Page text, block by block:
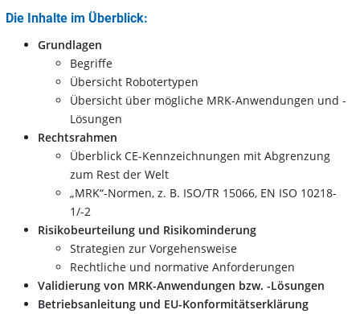
Die Inhalte im Überblick:
Grundlagen
Begriffe
Übersicht Robotertypen
Übersicht über mögliche MRK-Anwendungen und -
Lösungen
Rechtsrahmen
Überblick CE-Kennzeichnungen mit Abgrenzung
zum Rest der Welt
„MRK“-Normen, z. B. ISO/TR 15066, EN ISO 10218-
1/-2
Risikobeurteilung und Risikominderung
Strategien zur Vorgehensweise
Rechtliche und normative Anforderungen
Validierung von MRK-Anwendungen bzw. -Lösungen
Betriebsanleitung und EU-Konformitätserklärung